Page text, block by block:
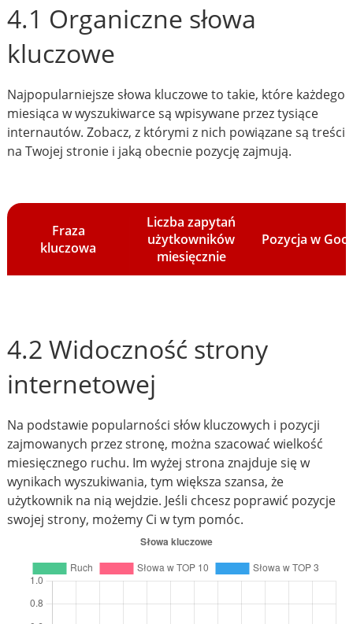
4.1 Organiczne słowa
kluczowe
Najpopularniejsze słowa kluczowe to takie, które każdego
miesiąca w wyszukiwarce są wpisywane przez tysiące
internautów. Zobacz, z którymi z nich powiązane są treści
na Twojej stronie i jaką obecnie pozycję zajmują.
Fraza
kluczowa
Liczba zapytań
użytkowników
miesięcznie
Pozycja w
4.2 Widoczność strony
internetowej
Na podstawie popularności słów kluczowych i pozycji
zajmowanych przez stronę, można szacować wielkość
miesięcznego ruchu. Im wyżej strona znajduje się w
wynikach wyszukiwania, tym większa szansa, że
użytkownik na nią wejdzie. Jeśli chcesz poprawić pozycje
swojej strony, możemy Ci w tym pomóc.